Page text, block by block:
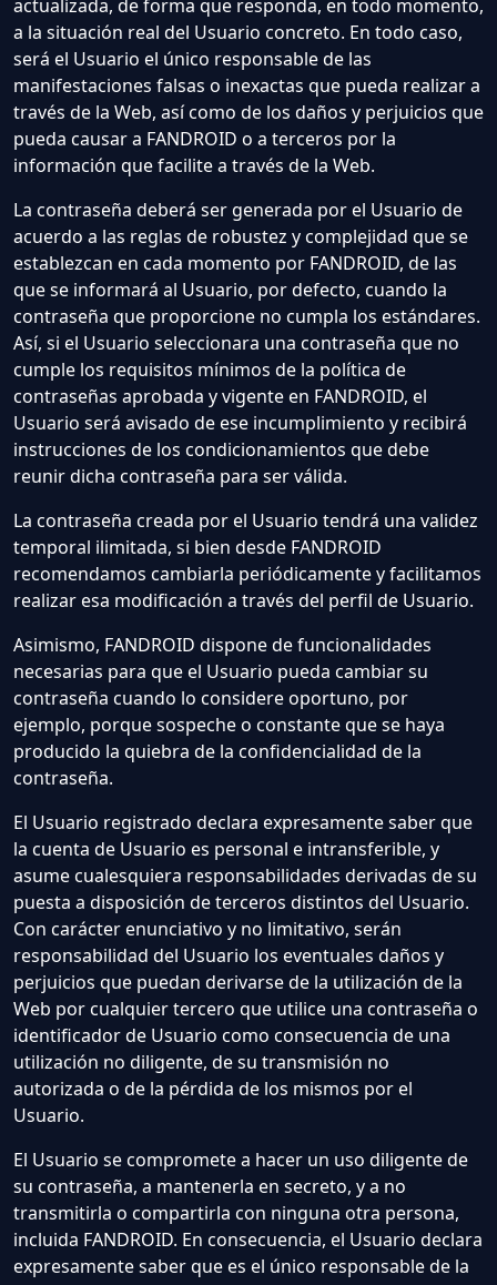
actualizada, de forma que responda, en todo momento,
a la situación real del Usuario concreto. En todo caso,
será el Usuario el único responsable de las
manifestaciones falsas o inexactas que pueda realizar a
través de la Web, así como de los daños y perjuicios que
pueda causar a FANDROID o a terceros por la
información que facilite a través de la Web.
La contraseña deberá ser generada por el Usuario de
acuerdo a las reglas de robustez y complejidad que se
establezcan en cada momento por FANDROID, de las
que se informará al Usuario, por defecto, cuando la
contraseña que proporcione no cumpla los estándares.
Así, si el Usuario seleccionara una contraseña que no
cumple los requisitos mínimos de la política de
contraseñas aprobada y vigente en FANDROID, el
Usuario será avisado de ese incumplimiento y recibirá
instrucciones de los condicionamientos que debe
reunir dicha contraseña para ser válida.
La contraseña creada por el Usuario tendrá una validez
temporal ilimitada, si bien desde FANDROID
recomendamos cambiarla periódicamente y facilitamos
realizar esa modificación a través del perfil de Usuario.
Asimismo, FANDROID dispone de funcionalidades
necesarias para que el Usuario pueda cambiar su
contraseña cuando lo considere oportuno, por
ejemplo, porque sospeche o constante que se haya
producido la quiebra de la confidencialidad de la
contraseña.
El Usuario registrado declara expresamente saber que
la cuenta de Usuario es personal e intransferible, y
asume cualesquiera responsabilidades derivadas de su
puesta a disposición de terceros distintos del Usuario.
Con carácter enunciativo y no limitativo, serán
responsabilidad del Usuario los eventuales daños y
perjuicios que puedan derivarse de la utilización de la
Web por cualquier tercero que utilice una contraseña o
identificador de Usuario como consecuencia de una
utilización no diligente, de su transmisión no
autorizada o de la pérdida de los mismos por el
Usuario.
El Usuario se compromete a hacer un uso diligente de
su contraseña, a mantenerla en secreto, y a no
transmitirla o compartirla con ninguna otra persona,
incluida FANDROID. En consecuencia, el Usuario declara
expresamente saber que es el único responsable de la